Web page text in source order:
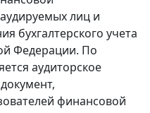
лиц и
бухгалтерского учета
Федерации. По
аудиторское
финансовой